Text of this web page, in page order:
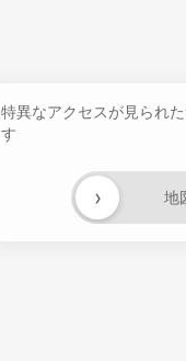
特異なアクセスが見られ
す
地
›